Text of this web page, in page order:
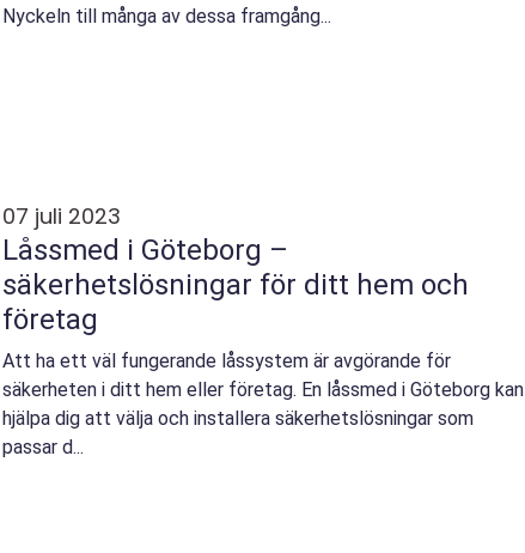
Nyckeln till många av dessa framgång...
07 juli 2023
Låssmed i Göteborg –
säkerhetslösningar för ditt hem och
företag
Att ha ett väl fungerande låssystem är avgörande för
säkerheten i ditt hem eller företag. En låssmed i Göteborg kan
hjälpa dig att välja och installera säkerhetslösningar som
passar d...